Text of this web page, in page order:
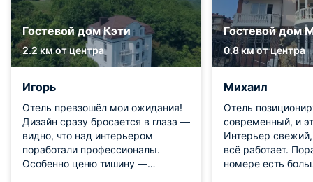
Гостевой дом Кэти
2.2 км от центра
Игорь
Отель превзошёл мои ожидания!
Дизайн сразу бросается в глаза —
видно, что над интерьером
поработали профессионалы.
Особенно ценю тишину —
Гостевой дом
0.8 км от центра
Михаил
Отель
современный, и
Интерьер
всё работает.
номере есть